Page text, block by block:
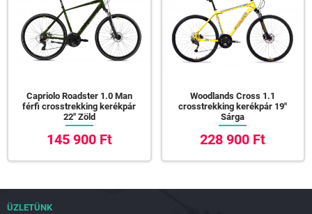
Capriolo Roadster 1.0 Man
férfi crosstrekking kerékpár
22" Zöld
145 900 Ft
Woodlands Cross 1.1
crosstrekking kerékpár 19"
Sárga
228 900 Ft
ÜZLETÜNK